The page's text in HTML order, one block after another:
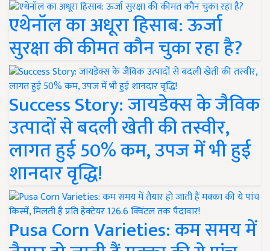
एथेनॉल का अधूरा हिसाब: ऊर्जा
सुरक्षा की कीमत कौन चुका रहा है?
Success Story: जायडेक्स के जैविक
उत्पादों से बदली खेती की तस्वीर,
लागत हुई 50% कम, उपज में भी हुई
शानदार वृद्धि!
Pusa Corn Varieties: कम समय में